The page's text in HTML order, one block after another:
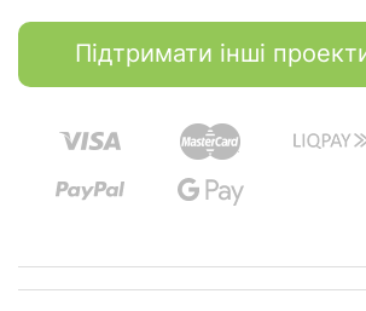
Підтримати інші